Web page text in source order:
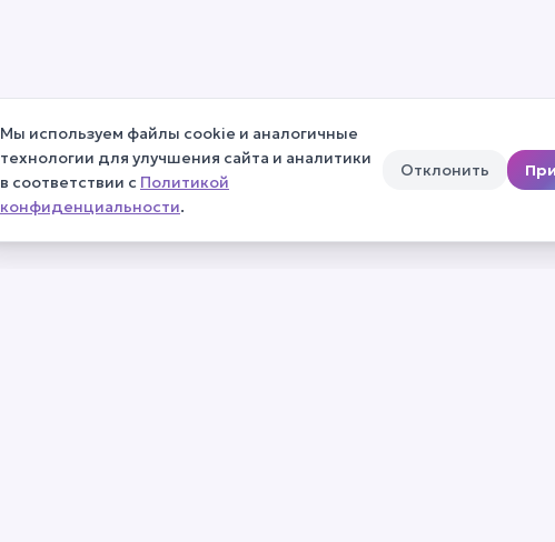
Мы используем файлы cookie и аналогичные
технологии для улучшения сайта и аналитики
в соответствии с Политикой
конфиденциальности.
Отклонить